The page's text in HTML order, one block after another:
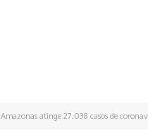
Amazonas atinge 27.038 casos de